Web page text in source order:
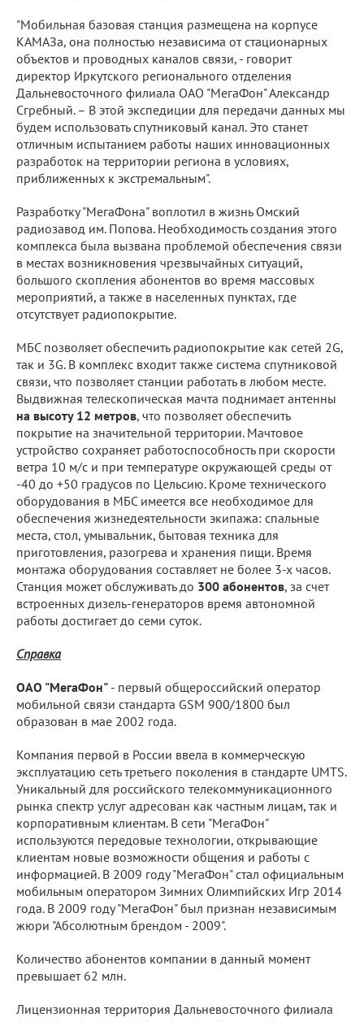
"Мобильная базовая станция размещена на корпусе
КАМАЗа, она полностью независима от стационарных
объектов и проводных каналов связи, - говорит
директор Иркутского регионального отделения
Дальневосточного филиала ОАО "МегаФон" Александр
Сгребный. – В этой экспедиции для передачи данных мы
будем использовать спутниковый канал. Это станет
отличным испытанием работы наших инновационных
разработок на территории региона в условиях,
приближенных к экстремальным".
Разработку "МегаФона" воплотил в жизнь Омский
радиозавод им. Попова. Необходимость создания этого
комплекса была вызвана проблемой обеспечения связи
в местах возникновения чрезвычайных ситуаций,
большого скопления абонентов во время массовых
мероприятий, а также в населенных пунктах, где
отсутствует радиопокрытие.
МБС позволяет обеспечить радиопокрытие как сетей 2G,
так и 3G. В комплекс входит также система спутниковой
связи, что позволяет станции работать в любом месте.
Выдвижная телескопическая мачта поднимает антенны
на высоту 12 метров, что позволяет обеспечить
покрытие на значительной территории. Мачтовое
устройство сохраняет работоспособность при скорости
ветра 10 м/с и при температуре окружающей среды от
-40 до +50 градусов по Цельсию. Кроме технического
оборудования в МБС имеется все необходимое для
обеспечения жизнедеятельности экипажа: спальные
места, стол, умывальник, бытовая техника для
приготовления, разогрева и хранения пищи. Время
монтажа оборудования составляет не более 3-х часов.
Станция может обслуживать до 300 абонентов, за счет
встроенных дизель-генераторов время автономной
работы достигает до семи суток.
Справка
ОАО "МегаФон" - первый общероссийский оператор
мобильной связи стандарта GSM 900/1800 был
образован в мае 2002 года.
Компания первой в России ввела в коммерческую
эксплуатацию сеть третьего поколения в стандарте UMTS.
Уникальный для российского телекоммуникационного
рынка спектр услуг адресован как частным лицам, так и
корпоративным клиентам. В сети "МегаФон"
используются передовые технологии, открывающие
клиентам новые возможности общения и работы с
информацией. В 2009 году "МегаФон" стал официальным
мобильным оператором Зимних Олимпийских Игр 2014
года. В 2009 году "МегаФон" был признан независимым
жюри "Абсолютным брендом - 2009".
Количество абонентов компании в данный момент
превышает 62 млн.
Лицензионная территория Дальневосточного филиала